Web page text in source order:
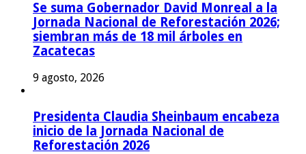
Se suma Gobernador David Monreal a la
Jornada Nacional de Reforestación 2026;
siembran más de 18 mil árboles en
Zacatecas
9 agosto, 2026
Presidenta Claudia Sheinbaum encabeza
inicio de la Jornada Nacional de
Reforestación 2026